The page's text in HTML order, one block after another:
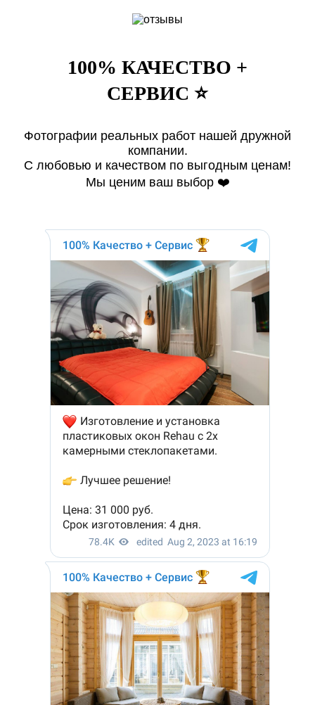
100% КАЧЕСТВО +
СЕРВИС ⭐️
Фотографии реальных работ нашей дружной
компании.
С любовью и качеством по выгодным ценам!
Мы ценим ваш выбор ❤️